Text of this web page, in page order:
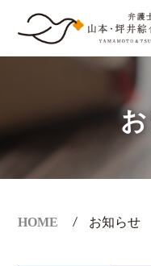
法人のお客様
HOME お知らせ